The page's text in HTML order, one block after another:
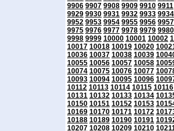
9906 9907 9908 9909 9910 9911
9929 9930 9931 9932 9933 9934
9952 9953 9954 9955 9956 9957
9975 9976 9977 9978 9979 9980
9998 9999 10000 10001 10002
10017 10018 10019 10020
10036 10037 10038 10039
10055 10056 10057 10058
10074 10075 10076 10077
10093 10094 10095 10096
10112 10113 10114 10115 10116
10131 10132 10133 10134
10150 10151 10152 10153
10169 10170 10171 10172
10188 10189 10190 10191
10207 10208 10209 10210